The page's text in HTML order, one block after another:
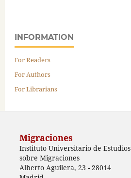
INFORMATION
For Readers
For Authors
For Librarians
Migraciones
Instituto Universitario de Estudios
sobre Migraciones
Alberto Aguilera, 23 - 28014